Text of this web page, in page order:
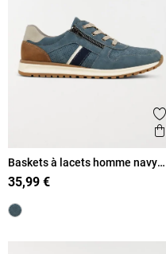
Baskets à lacets homme navy
(40-45)
35,99 €